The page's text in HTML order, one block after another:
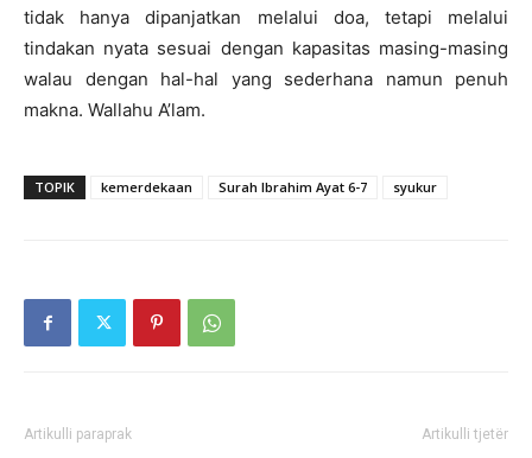
tidak hanya dipanjatkan melalui doa, tetapi melalui
tindakan nyata sesuai dengan kapasitas masing-masing
walau dengan hal-hal yang sederhana namun penuh
makna. Wallahu A’lam.
TOPIK kemerdekaan Surah Ibrahim Ayat 6-7 syukur
Artikulli paraprak Artikulli tjetër